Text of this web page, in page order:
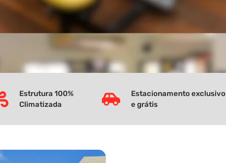
Estrutura 100%
Climatizada
Estacionamento exclusivo
e grátis